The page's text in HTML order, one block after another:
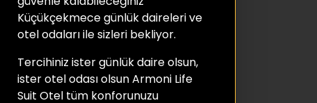
Küçükçekmece günlük daireleri ve
otel odaları ile sizleri bekliyor.
Tercihiniz ister günlük daire olsun,
ister otel odası olsun Armoni Life
Suit Otel tüm konforunuzu